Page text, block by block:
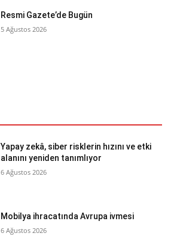
Resmi Gazete’de Bugün
5 Ağustos 2026
Yapay zekâ, siber risklerin hızını ve etki
alanını yeniden tanımlıyor
6 Ağustos 2026
Mobilya ihracatında Avrupa ivmesi
6 Ağustos 2026